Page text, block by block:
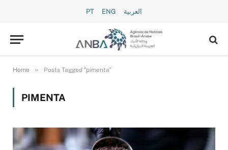
PT ENG العربية
Home » Posts Tagged "pimenta"
PIMENTA